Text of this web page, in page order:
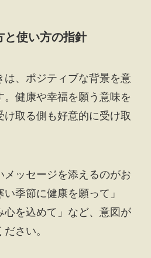
と使い方の指針
は、ポジティブな背景を意
健康や幸福を願う意味を
取る側も好意的に受け取
メッセージを添えるのがお
季節に健康を願って」
心を込めて」など、意図が
さい。